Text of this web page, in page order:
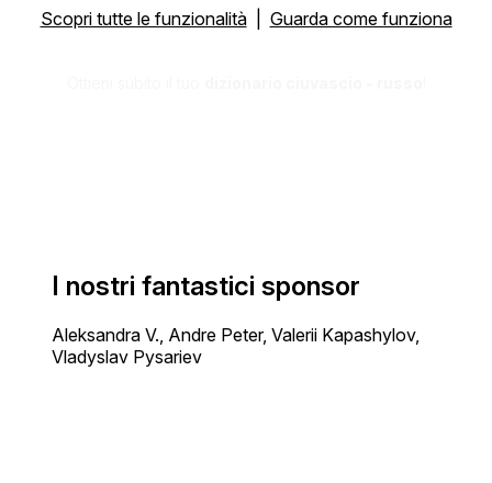
Scopri tutte le funzionalità| Guarda come funziona
I nostri fantastici sponsor
Aleksandra V., Andre Peter, Valerii Kapashylov,
Vladyslav Pysariev